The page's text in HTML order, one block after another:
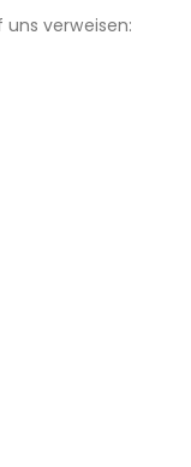
verweisen: